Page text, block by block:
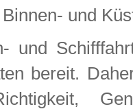
und
und
bereit.